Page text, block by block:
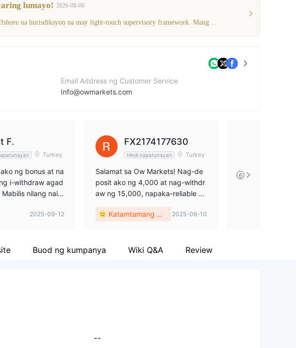
lumayo! 2026-08-06
Ang broker na ito ay kinokontrol sa isang offshore na hurisdiksyon na may light-touch supervisory framework. Mangyaring magkaroon ng kamalayan sa mga panganib!
Email Address ng Customer Service
Info@owmarkets.com
Website ng kumpanya
https://www.owmarkets.com/
F.
Turkey
ng bonus at na
i-withdraw agad
nilang naip
mga panel. Mataga
2025-09-12
FX2174177630
Hindi napatunayan Turkey
Salamat sa Ow Markets! Nag-de
posit ako ng 4,000 at nag-withdr
aw ng 15,000, napaka-reliable at
transaksyon sa paglipat ng pera.
Katamtamang mg
2025-06-10
6
Buod ng kumpanya Wiki Q&A Review
--